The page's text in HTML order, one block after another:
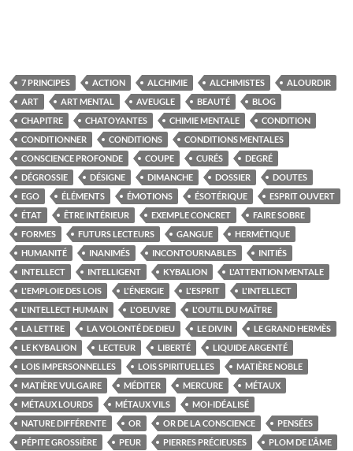
7 PRINCIPES ACTION ALCHIMIE ALCHIMISTES
ALOURDIR
ART
ART MENTAL AVEUGLE BEAUTÉ
BLOG
CHAPITRE
CHATOYANTES CHIMIE MENTALE
CONDITION
CONDITIONNER
CONDITIONS
CONDITIONS MENTALES
CONSCIENCE PROFONDE
COUPE CURÉS
DEGRÉ
DÉGROSSIE
DÉSIGNE DIMANCHE DOSSIER
DOUTES
EGO
ÉLÉMENTS ÉMOTIONS ÉSOTÉRIQUE
ESPRIT OUVERT
ÉTAT
ÊTRE INTÉRIEUR EXEMPLE CONCRET
FAIRE SOBRE
FORMES
FUTURS LECTEURS GANGUE
HERMÉTIQUE
HUMANITÉ
INANIMÉS INCONTOURNABLES
INITIÉS
INTELLECT
INTELLIGENT KYBALION
L'ATTENTION MENTALE
L'EMPLOIE DES LOIS
L'ÉNERGIE L'ESPRIT
L'INTELLECT
L'INTELLECT HUMAIN
L'OEUVRE
L'OUTIL DU MAÎTRE
LA LETTRE
LA VOLONTÉ DE DIEU LE DIVIN
LE GRAND HERMÈS
LE KYBALION
LECTEUR LIBERTÉ
LIQUIDE ARGENTÉ
LOIS IMPERSONNELLES
LOIS SPIRITUELLES
MATIÈRE NOBLE
MATIÈRE VULGAIRE
MÉDITER MERCURE
MÉTAUX
MÉTAUX LOURDS
MÉTAUX VILS
MOI-IDÉALISÉ
NATURE DIFFÉRENTE
OR OR DE LA CONSCIENCE
PENSÉES
PÉPITE GROSSIÈRE
PEUR PIERRES PRÉCIEUSES
PLOM DE L'ÂME